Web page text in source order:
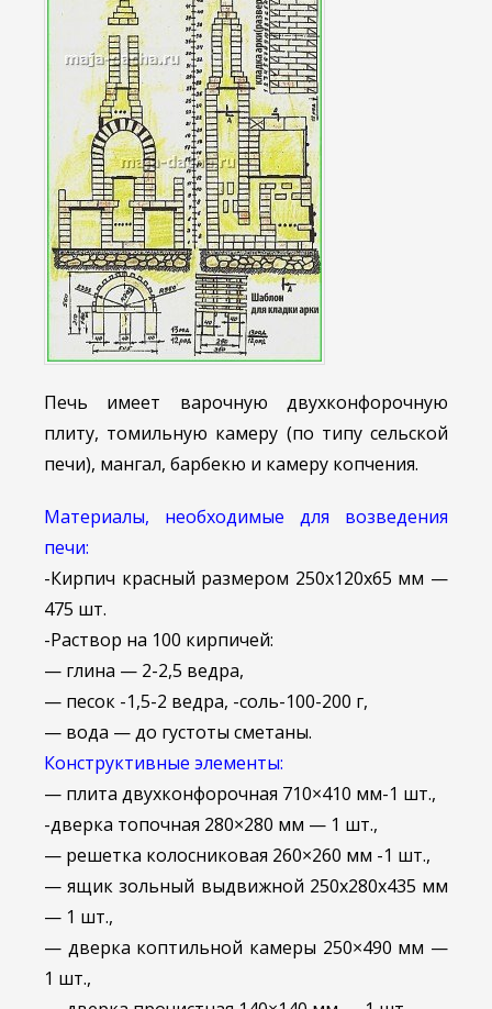
Печь имеет варочную двухконфорочную
плиту, томильную камеру (по типу сельской
печи), мангал, барбекю и камеру копчения.
Материалы, необходимые для возведения
печи:
-Кирпич красный размером 250x120x65 мм —
475 шт.
-Раствор на 100 кирпичей:
— глина — 2-2,5 ведра,
— песок -1,5-2 ведра, -соль-100-200 г,
— вода — до густоты сметаны.
Конструктивные элементы:
— плита двухконфорочная 710×410 мм-1 шт.,
-дверка топочная 280×280 мм — 1 шт.,
— решетка колосниковая 260×260 мм -1 шт.,
— ящик зольный выдвижной 250x280x435 мм
— 1 шт.,
— дверка коптильной камеры 250×490 мм —
1 шт.,